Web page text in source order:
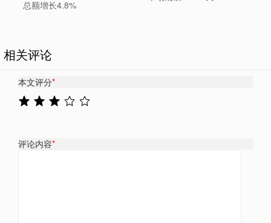
总额增长4.8%
相关评论
本文评分*
评论内容*